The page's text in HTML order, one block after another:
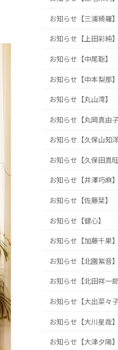
お知らせ【三浦綺羅】
お知らせ【上田彩純】
お知らせ【中尾聡】
お知らせ【中本梨那】
お知らせ【丸山澪】
お知らせ【丸岡真由子
お知らせ【久保山知洋
お知らせ【久保田真旺
お知らせ【井澤巧麻】
お知らせ【佐藤栞】
お知らせ【健心】
お知らせ【加藤千果】
お知らせ【北園紫音】
お知らせ【北田祥一郎
お知らせ【大出菜々子
お知らせ【大川星哉】
お知らせ【大津夕陽】